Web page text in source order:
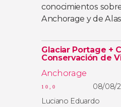
conocimientos
Anchorage y de
Glaciar Portage +
Conservación de
Anchorage
10,0
08/08/
Luciano Eduardo